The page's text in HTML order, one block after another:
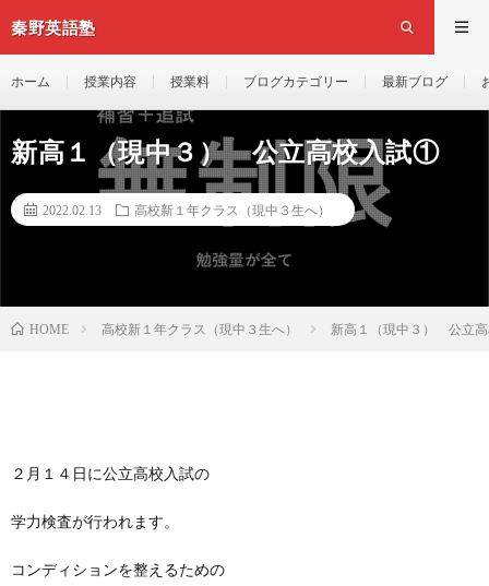
秦野英語塾
ホーム 授業内容 授業料 ブログカテゴリー 最新ブログ
新高１（現中３） 公立高校入試①
2022.02.13 高校新１年クラス（現中３生へ）
HOME 高校新１年クラス（現中３生へ） 新高１（現中３） 公立
２月１４日に公立高校入試の
学力検査が行われます。
コンディションを整えるための